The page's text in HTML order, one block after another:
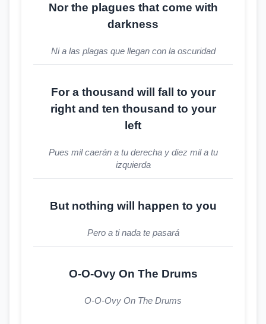
Nor the plagues that come with
darkness
Ni a las plagas que llegan con la oscuridad
For a thousand will fall to your
right and ten thousand to your
left
Pues mil caerán a tu derecha y diez mil a tu
izquierda
But nothing will happen to you
Pero a ti nada te pasará
O-O-Ovy On The Drums
O-O-Ovy On The Drums